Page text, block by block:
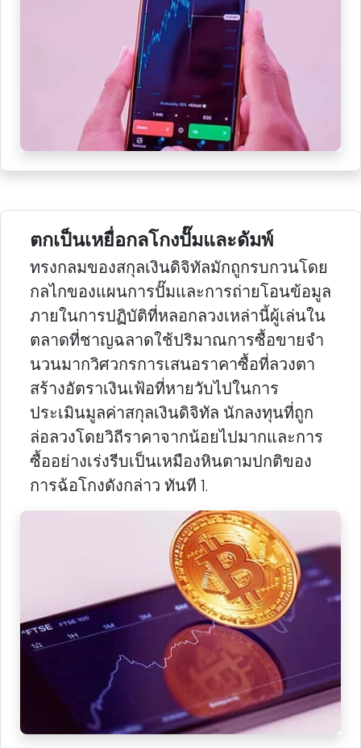
ตกเป็นเหยื่อกลโกงปั๊มและดัมพ์
ทรงกลมของสกุลเงินดิจิทัลมักถูกรบกวนโดย
กลไกของแผนการปั๊มและการถ่ายโอนข้อมูล
ภายในการปฏิบัติที่หลอกลวงเหล่านี้ผู้เล่นใน
ตลาดที่ชาญฉลาดใช้ปริมาณการซื้อขายจํา
นวนมากวิศวกรการเสนอราคาซื้อที่ลวงตา
สร้างอัตราเงินเฟ้อที่หายวับไปในการ
ประเมินมูลค่าสกุลเงินดิจิทัล นักลงทุนที่ถูก
ล่อลวงโดยวิถีราคาจากน้อยไปมากและการ
ซื้ออย่างเร่งรีบเป็นเหมืองหินตามปกติของ
การฉ้อโกงดังกล่าว ทันที 1.